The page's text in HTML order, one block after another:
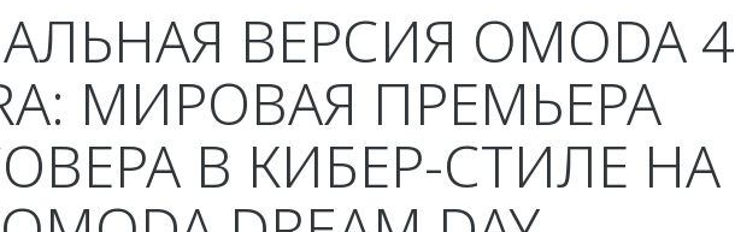
ВЕРСИЯ OMODA 4
МИРОВАЯ ПРЕМЬЕРА
В КИБЕР-СТИЛЕ НА